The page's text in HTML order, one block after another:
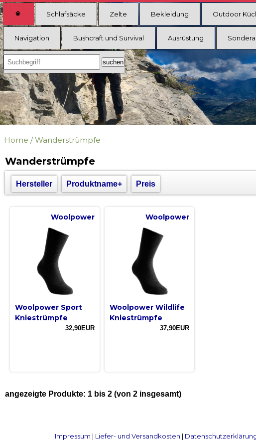
Schlafsäcke Zelte Bekleidung Outdoor
Navigation Bushcraft und Survival Ausrüstung
Home /Wanderstrümpfe
Wanderstrümpfe
Hersteller Produktname+ Preis
Woolpower
Woolpower Sport
Kniestrümpfe
32,90EUR
Woolpower
Woolpower Wildlife
Kniestrümpfe
37,90EUR
angezeigte Produkte: 1 bis 2 (von 2 insgesamt)
Impressum | Liefer- und Versandkosten |